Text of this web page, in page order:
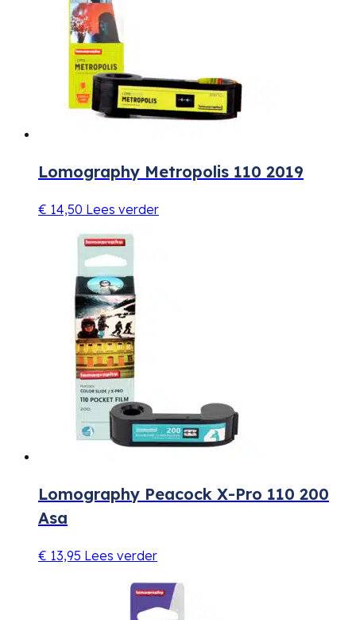
Lomography Metropolis 110 2019
€ 14,50 Lees verder
Lomography Peacock X-Pro 110 200
Asa
€ 13,95 Lees verder